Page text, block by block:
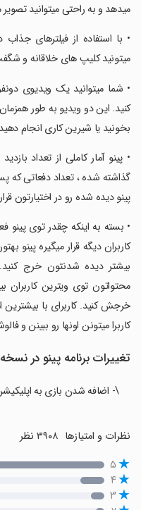
میدهد و به راحتی میتوانید
‏• با استفاده از فیلترهای
میتونید کلیپ های خلاقانه و
کنید. این دو ویدیو به طور
بخونید یا شیرین کاری انجام
‏• پینو آمار کاملی از تعداد
گذاشته شده ، تعداد دفعاتی
پینو دیده شده رو در اختیارتون
‏• بسته به اینکه چقدر توی
کاربران دیگه قرار میگیره پینو
بیشتر دیده شدنتون خرج کنید.
محتواتون توی ویترین کاربران
خرجش کنید. کاربرای با بیشترین
کاربرا میتونن اونها رو ببینن و
تغییرات برنامه پینو در
\- اضافه شدن بازی به
نظرات و امتیازها
۵
۴
۳